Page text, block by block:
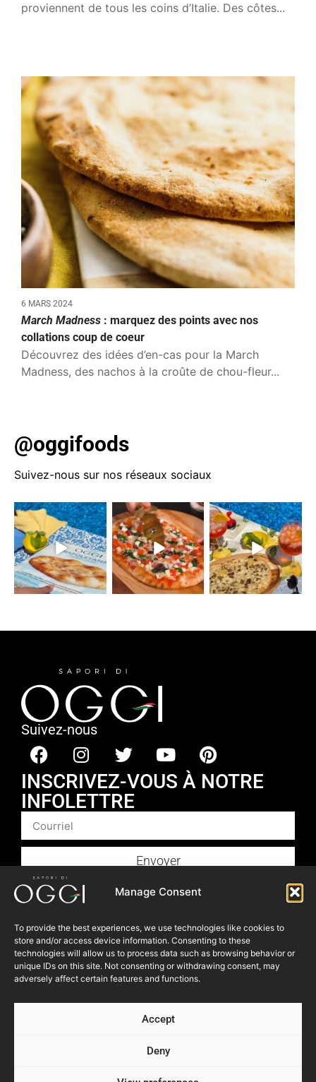
Manage Consent
To provide the best experiences, we use technologies like cookies to
store and/or access device information. Consenting to these
technologies will allow us to process data such as browsing behavior or
unique IDs on this site. Not consenting or withdrawing consent, may
adversely affect certain features and functions.
Accept
Deny
proviennent de tous les coins d’Italie. Des côtes...
6 MARS 2024
March Madness : marquez des points avec nos
collations coup de coeur
Découvrez des idées d’en-cas pour la March
Madness, des nachos à la croûte de chou-fleur...
@oggifoods
Suivez-nous sur nos réseaux sociaux
Suivez-nous
INSCRIVEZ-VOUS À NOTRE
INFOLETTRE
Envoyer
Produits
Recettes​
Articles
Blogue